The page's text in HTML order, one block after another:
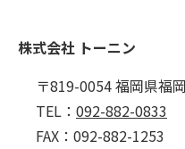
株式会社 トーニン
〒819-0054 福岡県福
TEL： 092-882-0833
FAX：092-882-1253